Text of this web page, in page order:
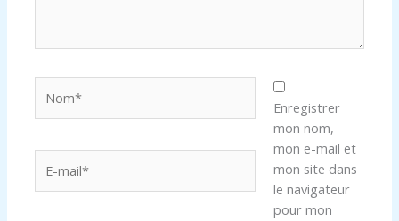
mail*
Enregistrer
mon nom,
mon e-mail et
mon site dans
le navigateur
pour mon